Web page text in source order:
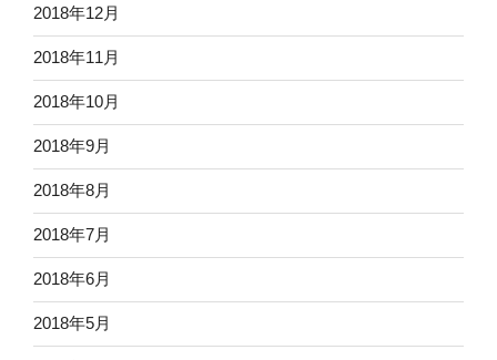
2018年12月
2018年11月
2018年10月
2018年9月
2018年8月
2018年7月
2018年6月
2018年5月